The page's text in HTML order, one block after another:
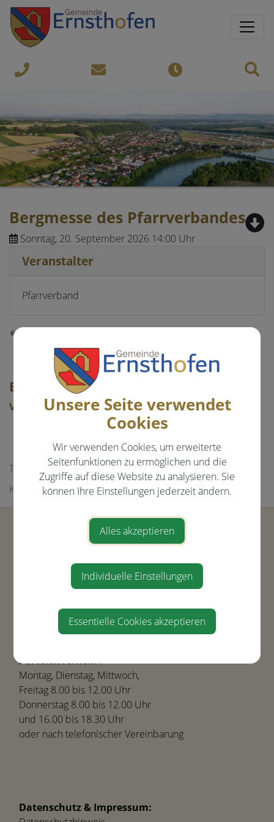
Sprungmarken
Springe direkt zu:
8450
EVENTS & FREIZEIT
Veranstaltungen
Aktuelle Veranstaltungen
Bildergalerie
Tourismus
Kultur & Freizeit
Bergmesse des Pfarrverbandes
Sonntag, 20. September 2026 14:00 Uhr
Veranstalter
Pfarrverband
⇐ zurück
Gemeinde Ernsthofen
+43(0) 7435-8450
gemeinde@ernsthofen.gv.at
Parteienverkehr:
Montag, Dienstag, Mittwoch,
Freitag 8.00 bis 12.00 Uhr
Donnerstag 8.00 bis 12.00 Uhr
und 16.00 bis 18.30 Uhr
oder nach telefonischer Vereinbarung
Datenschutz & Impressum:
Unsere Seite verwendet
Cookies
Wir verwenden Cookies, um erweiterte
Seitenfunktionen zu ermöglichen und die
Zugriffe auf diese Website zu analysieren. Sie
können Ihre Einstellungen jederzeit ändern.
Alles akzeptieren
Individuelle Einstellungen
Essentielle Cookies akzeptieren